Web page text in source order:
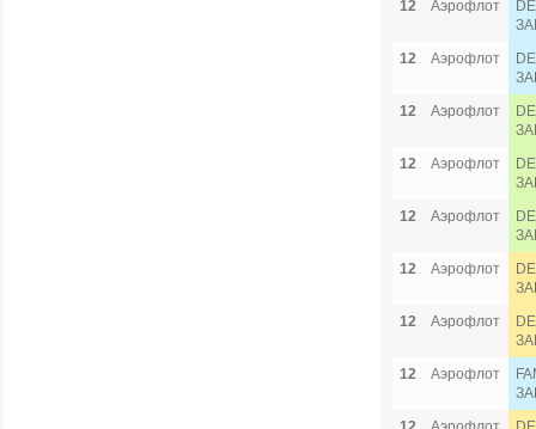
12
Аэрофлот
12
Аэрофлот
12
Аэрофлот
12
Аэрофлот
12
Аэрофлот
12
Аэрофлот
12
Аэрофлот
12
Аэрофлот